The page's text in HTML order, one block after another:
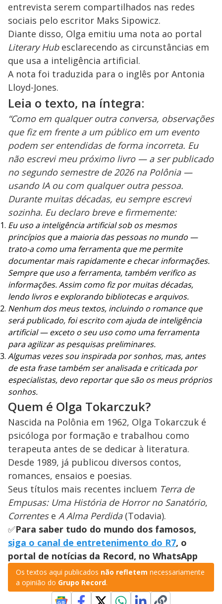
entrevista serem compartilhados nas redes
sociais pelo escritor Maks Sipowicz.
Diante disso, Olga emitiu uma nota ao portal
Literary Hubesclarecendo as circunstâncias em
que usa a inteligência artificial.
A nota foi traduzida para o inglês por Antonia
Lloyd-Jones.
Leia o texto, na íntegra:
“Como em qualquer outra conversa, observações
que fiz em frente a um público em um evento
podem ser entendidas de forma incorreta. Eu
não escrevi meu próximo livro — a ser publicado
no segundo semestre de 2026 na Polônia —
usando IA ou com qualquer outra pessoa.
Durante muitas décadas, eu sempre escrevi
sozinha. Eu declaro breve e firmemente:
Eu uso a inteligência artificial sob os mesmos
princípios que a maioria das pessoas no mundo —
trato-a como uma ferramenta que me permite
documentar mais rapidamente e checar informações.
Sempre que uso a ferramenta, também verifico as
informações. Assim como fiz por muitas décadas,
lendo livros e explorando bibliotecas e arquivos.
Nenhum dos meus textos, incluindo o romance que
será publicado, foi escrito com ajuda de inteligência
artificial — exceto o seu uso como uma ferramenta
para agilizar as pesquisas preliminares.
Algumas vezes sou inspirada por sonhos, mas, antes
de esta frase também ser analisada e criticada por
especialistas, devo reportar que são os meus próprios
sonhos.
Quem é Olga Tokarczuk?
Nascida na Polônia em 1962, Olga Tokarczuk é
psicóloga por formação e trabalhou como
terapeuta antes de se dedicar à literatura.
Desde 1989, já publicou diversos contos,
romances, ensaios e poesias.
Seus títulos mais recentes incluem Terra de
Empusas: Uma História de Horror no Sanatório,
Correntese A Alma Perdida(Todavia).
✅Para saber tudo do mundo dos famosos,
siga o canal de entretenimento do R7, o
portal de notícias da Record, no WhatsApp
Os textos aqui publicados não refletem necessariamente
a opinião do Grupo Record.